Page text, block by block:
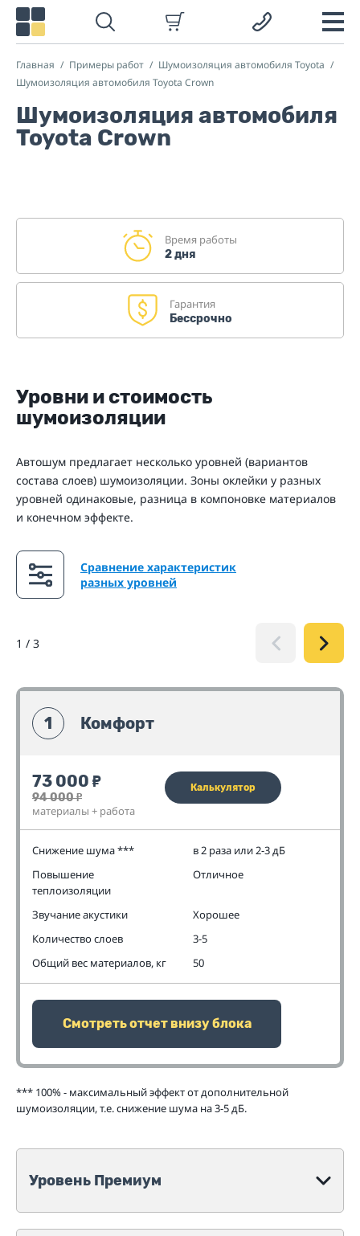
Главная Примеры работ
Шумоизоляция автомобиля Toyota
Шумоизоляция автомобиля Toyota Crown
Шумоизоляция автомобиля
Toyota Crown
Время работы
2 дня
Гарантия
Бессрочно
Уровни и стоимость
шумоизоляции
Автошум предлагает несколько уровней (вариантов
состава слоев) шумоизоляции. Зоны оклейки у разных
уровней одинаковые, разница в компоновке материалов
и конечном эффекте.
Сравнение характеристик
разных уровней
1 / 3
1 Комфорт
73 000 ₽
94 000₽
материалы + работа
Калькулятор
Снижение шума ***
в 2 раза или 2-3 дБ
Повышение
теплоизоляции
Отличное
Звучание акустики
Хорошее
Количество слоев
3-5
Общий вес материалов, кг
50
Смотреть отчет внизу блока
*** 100% - максимальный эффект от дополнительной
шумоизоляции, т.е. снижение шума на 3-5 дБ.
Уровень Премиум